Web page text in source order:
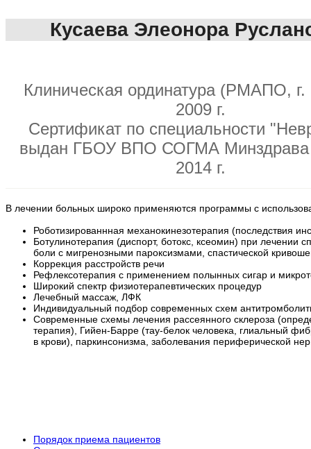
Кусаева Элеонора
Клиническая ординатура (РМАПО,
2009 г.
Сертификат по специальности
выдан ГБОУ ВПО СОГМА Минздрава
2014 г.
В лечении больных широко применяются программы с
Роботизированнная механокинезотерапия (последствия
Ботулинотерапия (диспорт, ботокс, ксеомин) при лечении
боли с мигренозными пароксизмами, спастической
Коррекция расстройств речи
Рефлексотерапия с применением полынных сигар и
Широкий спектр физиотерапевтических процедур
Лечебный массаж, ЛФК
Индивидуальный подбор современных схем
Современные схемы лечения рассеянного склероза
терапия), Гийен-Барре (тау-белок человека, глиальный
в крови), паркинсонизма, заболевания периферической
Порядок приема пациентов